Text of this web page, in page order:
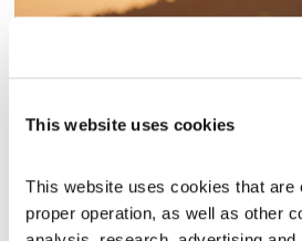
This website uses cookies
This website uses cookies that are
proper operation, as well as other